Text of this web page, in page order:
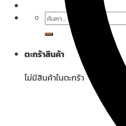
ค้นหา:
ตะกร้าสินค้า
ไม่มีสินค้าในตะกร้า